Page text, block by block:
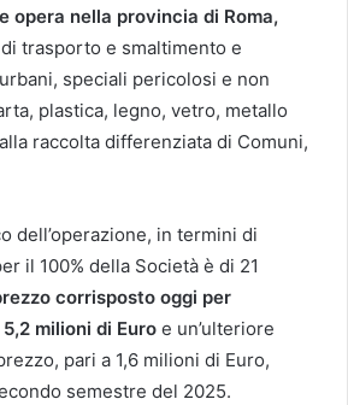
opera nella provincia di Roma,
trasporto e smaltimento e
speciali pericolosi e non
plastica, legno, vetro, metallo
raccolta differenziata di Comuni,
dell’operazione, in termini di
il 100% della Società è di 21
corrisposto oggi per
milioni di Euro e un’ulteriore
pari a 1,6 milioni di Euro,
semestre del 2025.